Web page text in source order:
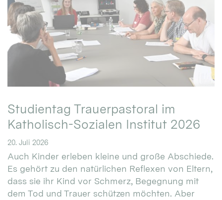
Studientag Trauerpastoral im
Katholisch-Sozialen Institut 2026
20. Juli 2026
Auch Kinder erleben kleine und große Abschiede.
Es gehört zu den natürlichen Reflexen von Eltern,
dass sie ihr Kind vor Schmerz, Begegnung mit
dem Tod und Trauer schützen möchten. Aber